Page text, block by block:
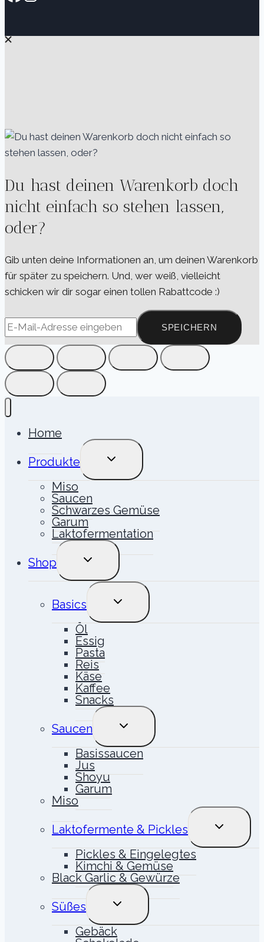
Du hast deinen Warenkorb doch
nicht einfach so stehen lassen,
oder?
Gib unten deine Informationen an, um deinen Warenkorb
für später zu speichern. Und, wer weiß, vielleicht
schicken wir dir sogar einen tollen Rabattcode :)
SPEICHERN
Home
Produkte
UNTERMENÜ
UMSCHALTEN
Miso
Saucen
Schwarzes Gemüse
Garum
Laktofermentation
Shop
UNTERMENÜ
UMSCHALTEN
Basics
UNTERMENÜ
UMSCHALTEN
Öl
Essig
Pasta
Reis
Käse
Kaffee
Snacks
Saucen
UNTERMENÜ
UMSCHALTEN
Basissaucen
Jus
Shoyu
Garum
Miso
Laktofermente & Pickles
Pickles & Eingelegtes
Kimchi & Gemüse
Black Garlic & Gewürze
Süßes
UNTERMENÜ
UMSCHALTEN
Gebäck